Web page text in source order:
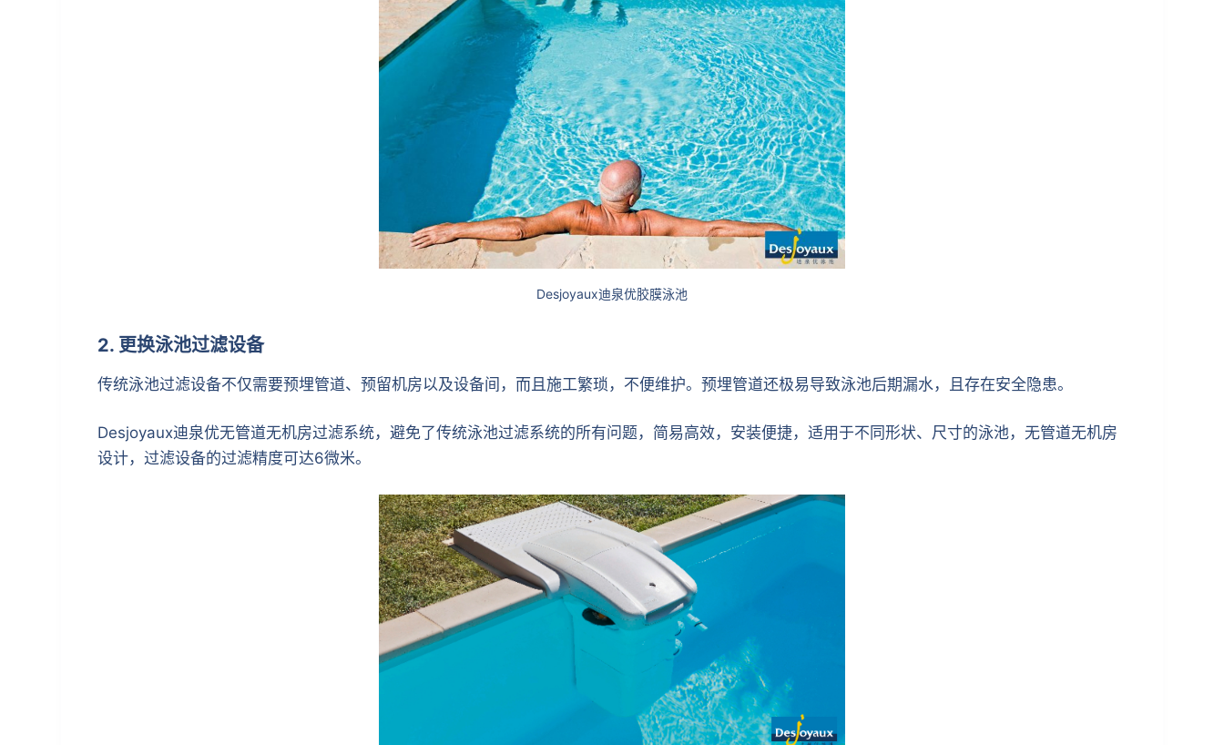
Desjoyaux迪泉优胶膜泳池
2. 更换泳池过滤设备
传统泳池过滤设备不仅需要预埋管道、预留机房以及设备间，而且施工繁琐，不便维护。预埋管道还极易导致泳池后期漏水，且存在安全隐患。
Desjoyaux迪泉优无管道无机房过滤系统，避免了传统泳池过滤系统的所有问题，简易高效，安装便捷，适用于不同形状、尺寸的泳池，无管道无机房
设计，过滤设备的过滤精度可达6微米。